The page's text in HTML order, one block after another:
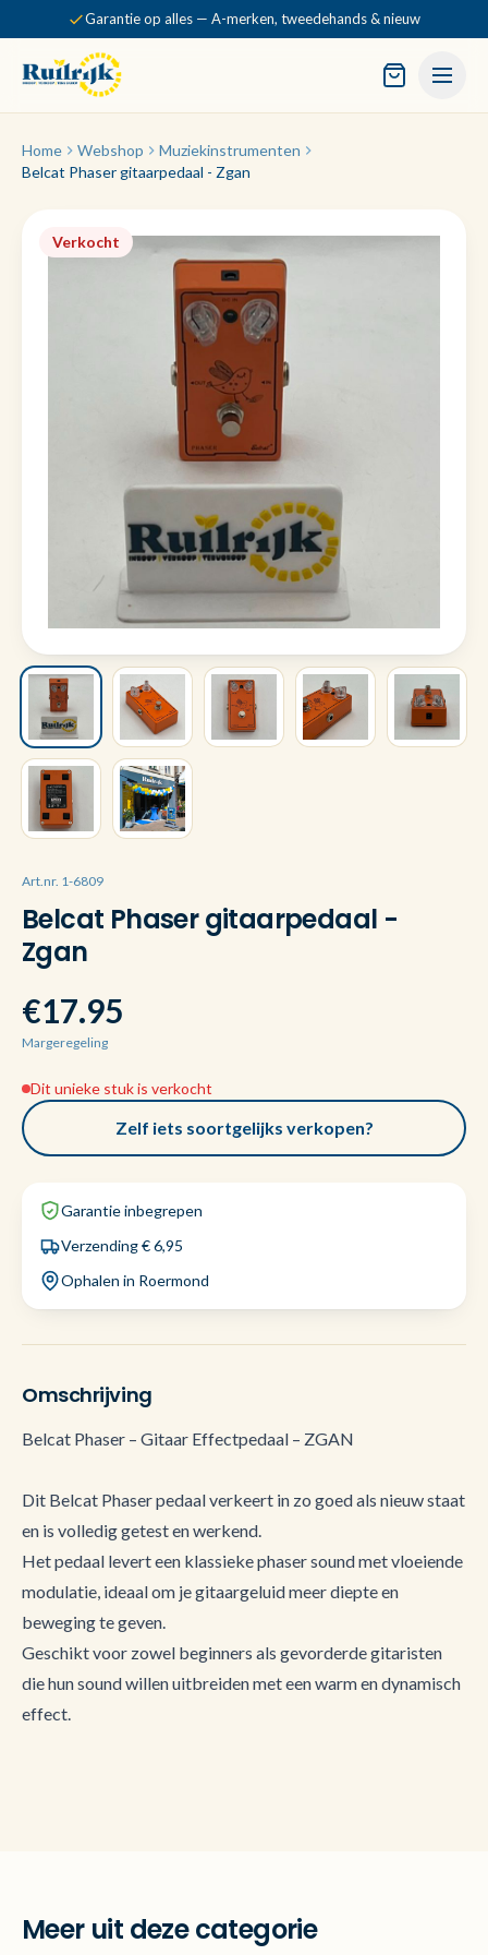
Garantie op alles — A-merken, tweedehands & nieuw
Home Webshop
Muziekinstrumenten
Belcat Phaser gitaarpedaal - Zgan
Verkocht
Art.nr. 1-6809
Belcat Phaser gitaarpedaal -
Zgan
€17.95
Margeregeling
Dit unieke stuk is verkocht
Zelf iets soortgelijks verkopen?
Garantie inbegrepen
Verzending € 6,95
Ophalen in Roermond
Omschrijving
Belcat Phaser – Gitaar Effectpedaal – ZGAN
Dit Belcat Phaser pedaal verkeert in zo goed als nieuw staat
en is volledig getest en werkend.
Het pedaal levert een klassieke phaser sound met vloeiende
modulatie, ideaal om je gitaargeluid meer diepte en
beweging te geven.
Geschikt voor zowel beginners als gevorderde gitaristen
die hun sound willen uitbreiden met een warm en dynamisch
effect.
Meer uit deze categorie